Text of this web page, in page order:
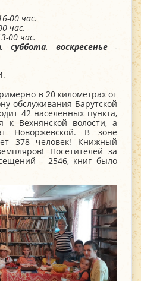
00 час.
час.
00 час.
суббота, воскресенье-
в 20 километрах от
обслуживания Барутской
42 населенных пункта,
к Вехнянской волости, а
Новоржевской. В зоне
378 человек! Книжный
Посетителей за
- 2546, книг было